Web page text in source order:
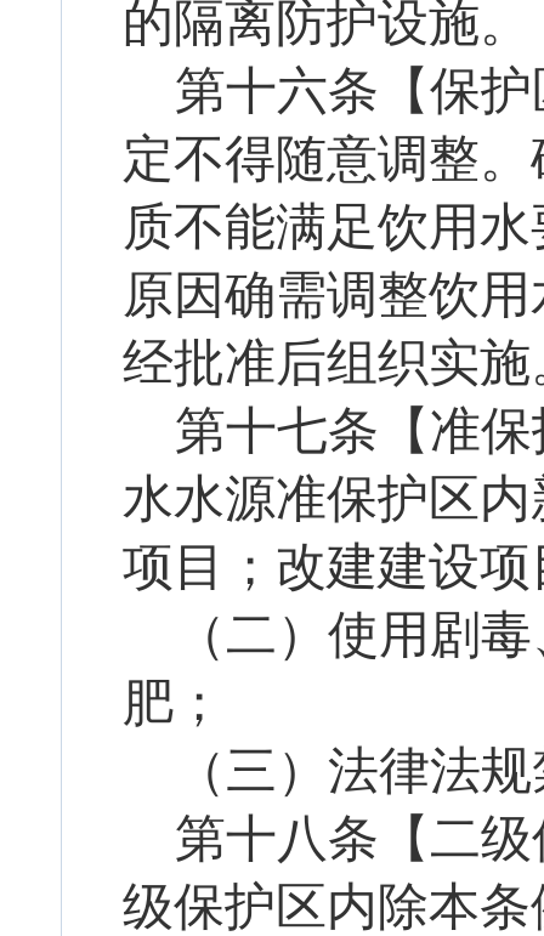
的隔离防护设施。
第十六条【保
定不得随意调整
质不能满足饮用
原因确需调整饮
经批准后组织实施
第十七条【准
水水源准保护区
项目；改建建设
（二）使用剧
肥；
（三）法律法
第十八条【二
级保护区内除本条